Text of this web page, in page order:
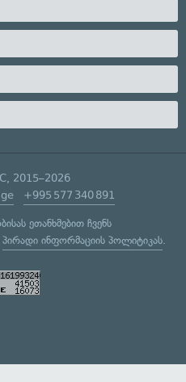
2015–2026
+995 577 340 891
ეთანხმებით ჩვენს
პირადი ინფორმაციის პოლიტიკას.